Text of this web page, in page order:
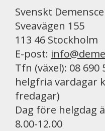
Svenskt
Sveavägen 155
113 46 Stockholm
E-post:
Tfn (växel): 08 690
helgfria vardagar
fredagar)
Dag före helgdag
8.00-12.00